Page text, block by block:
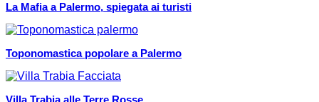
La Mafia a Palermo, spiegata ai turisti
Toponomastica popolare a Palermo